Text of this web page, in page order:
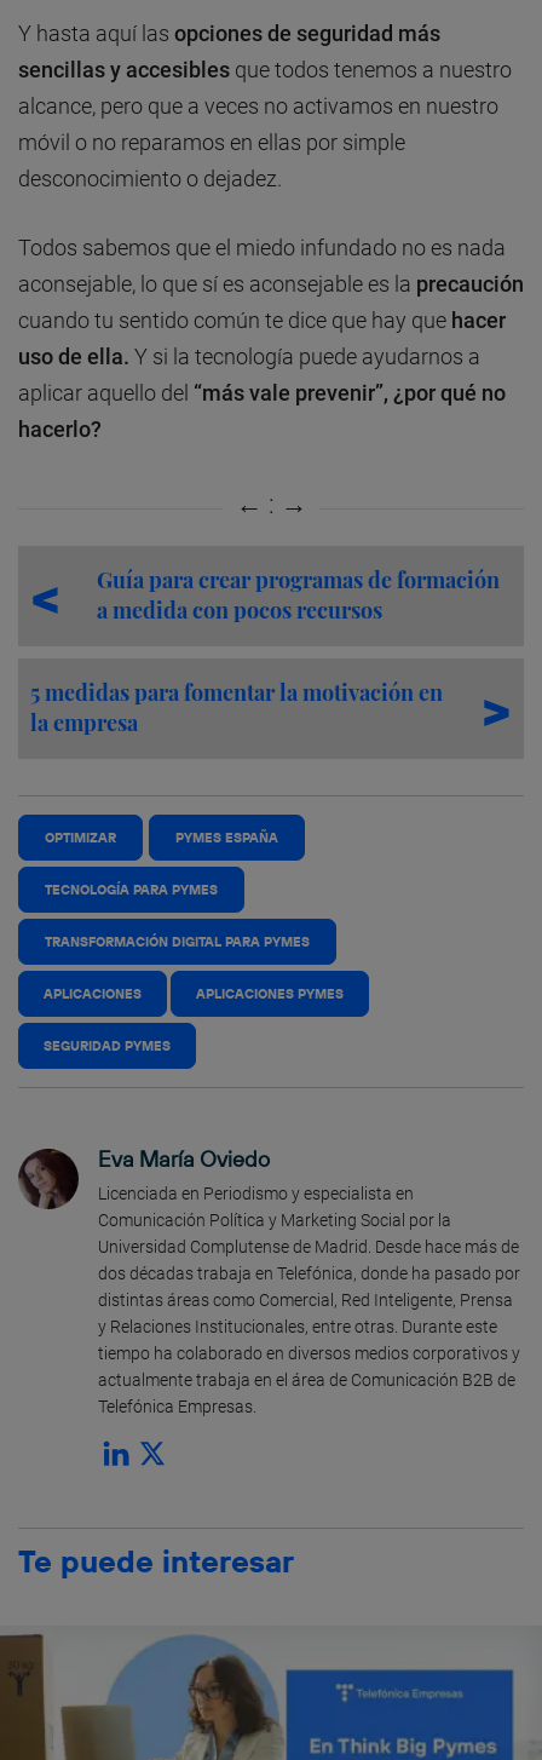
Y hasta aquí las opciones de seguridad más
sencillas y accesibles que todos tenemos a nuestro
alcance, pero que a veces no activamos en nuestro
móvil o no reparamos en ellas por simple
desconocimiento o dejadez.
Todos sabemos que el miedo infundado no es nada
aconsejable, lo que sí es aconsejable es la precaución
cuando tu sentido común te dice que hay que hacer
uso de ella. Y si la tecnología puede ayudarnos a
aplicar aquello del “más vale prevenir”, ¿por qué no
hacerlo?
Guía para crear programas de formación
a medida con pocos recursos
5 medidas para fomentar la motivación en
la empresa
OPTIMIZAR PYMES ESPAÑA
TECNOLOGÍA PARA PYMES
TRANSFORMACIÓN DIGITAL PARA PYMES
APLICACIONES APLICACIONES PYMES
SEGURIDAD PYMES
Eva María Oviedo
Licenciada en Periodismo y especialista en
Comunicación Política y Marketing Social por la
Universidad Complutense de Madrid. Desde hace más de
dos décadas trabaja en Telefónica, donde ha pasado por
distintas áreas como Comercial, Red Inteligente, Prensa
y Relaciones Institucionales, entre otras. Durante este
tiempo ha colaborado en diversos medios corporativos y
actualmente trabaja en el área de Comunicación B2B de
Telefónica Empresas.
Te puede interesar